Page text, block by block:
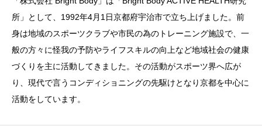
所」として、1992年4月1日京都府宇治市で立ち上げました。前
身は地域のスポーツクラブや市民の為のトレーニング施設で、一
般の方々に怪我の予防やライフスキルの向上など地域社会の健康
づくりを主に活動してきました。その活動がスポーツ界へ広が
り、現代で言うコンディショニングの先駆けとなり京都を中心に
活動をしています。